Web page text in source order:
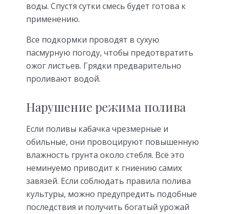
воды. Спустя сутки смесь будет готова к
применению.
Все подкормки проводят в сухую
пасмурную погоду, чтобы предотвратить
ожог листьев. Грядки предварительно
проливают водой.
Нарушение режима полива
Если поливы кабачка чрезмерные и
обильные, они провоцируют повышенную
влажность грунта около стебля. Всё это
неминуемо приводит к гниению самих
завязей. Если соблюдать правила полива
культуры, можно предупредить подобные
последствия и получить богатый урожай